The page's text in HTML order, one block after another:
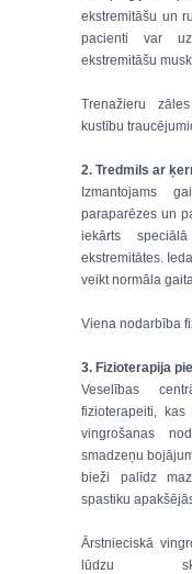
ekstremitāšu un
pacienti var
ekstremitāšu
Trenažieru
kustību
2. Tredmils ar
Izmantojams
paraparēzes un
iekārts
ekstremitātes.
veikt normāla
Viena nodarbība
3. Fizioterapija
Veselības
fizioterapeiti, kas
vingrošanas
smadzeņu
bieži palīdz
spastiku
Ārstnieciskā
lūdzu